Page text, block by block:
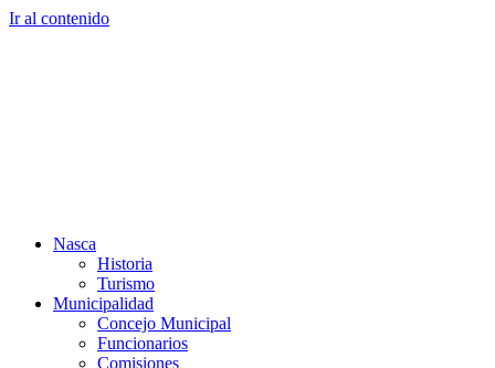
Ir al contenido
Nasca
Historia
Turismo
Municipalidad
Concejo Municipal
Funcionarios
Comisiones